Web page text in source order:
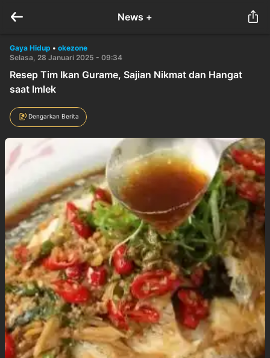
News +
Gaya Hidup • okezone
Selasa, 28 Januari 2025 - 09:34
Resep Tim Ikan Gurame, Sajian Nikmat dan Hangat
saat Imlek
Dengarkan Berita